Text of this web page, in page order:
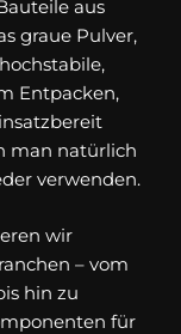
aus
graue Pulver,
Entpacken,
man natürlich
verwenden.
wir
– vom
hin zu
für